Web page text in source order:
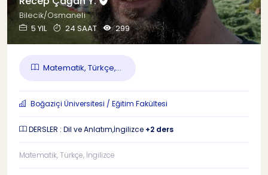
Bilecik/Osmaneli
5 YIL
24 SAAT 299
Matematik, Türkçe,...
Boğaziçi Üniversitesi / Eğitim Fakültesi
DERSLER : Dil ve Anlatım,İngilizce +2 ders
Matematik, Türkçe, İngilizce